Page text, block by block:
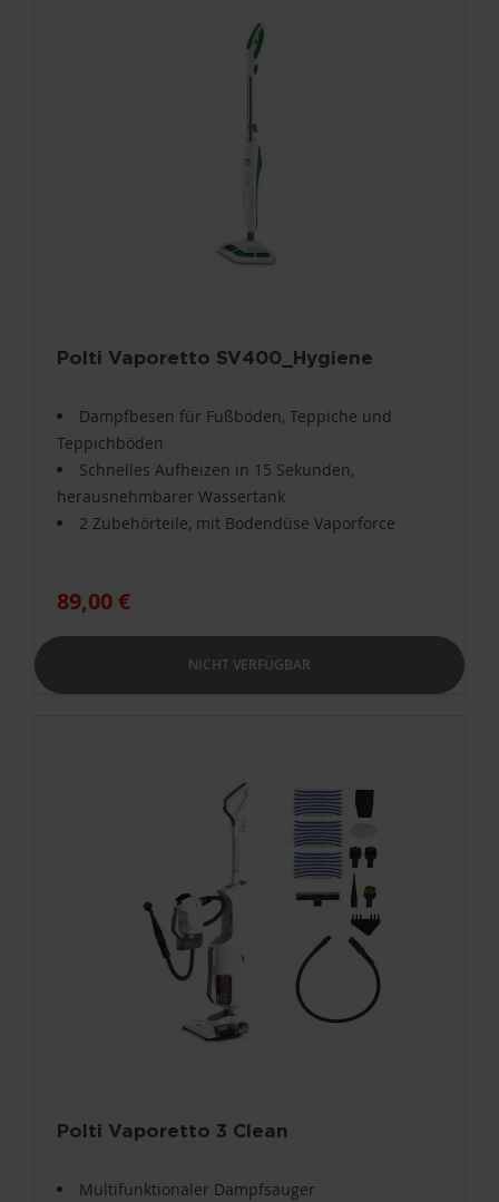
Polti Vaporetto SV400_Hygiene
Dampfbesen für Fußböden, Teppiche und
Teppichböden
Schnelles Aufheizen in 15 Sekunden,
herausnehmbarer Wassertank
2 Zubehörteile, mit Bodendüse Vaporforce
89,00 €
NICHT VERFÜGBAR
Polti Vaporetto 3 Clean
Multifunktionaler Dampfsauger